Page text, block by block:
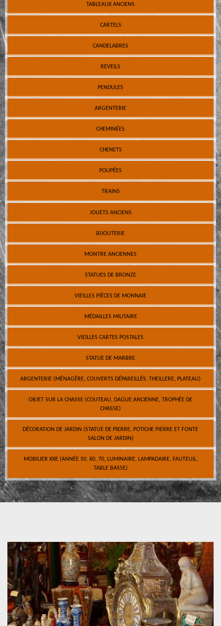
TABLEAUX ANCIENS
CARTELS
CANDELABRES
REVEILS
PENDULES
ARGENTERIE
CHEMINÉES
CHENETS
POUPÉES
TRAINS
JOUETS ANCIENS
BIJOUTERIE
MONTRE ANCIENNES
STATUES DE BRONZE
VIEILLES PIÈCES DE MONNAIE
MÉDAILLES MILITAIRE
VIEILLES CARTES POSTALES
STATUE DE MARBRE
ARGENTERIE (MÉNAGÈRE, COUVERTS DÉPAREILLÉS, THEILLERE, PLATEAU)
OBJET SUR LA CHASSE (COUTEAU, DAGUE ANCIENNE, TROPHÉE DE
CHASSE)
DÉCORATION DE JARDIN (STATUE DE PIERRE, POTICHE PIERRE ET FONTE
SALON DE JARDIN)
MOBILIER XXE (ANNÉE 50, 60, 70, LUMINAIRE, LAMPADAIRE, FAUTEUIL,
TABLE BASSE)